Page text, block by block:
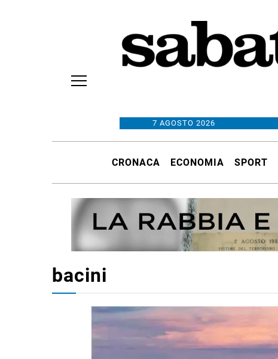
7 AGOSTO 2026
CRONACA ECONOMIA SPORT
bacini